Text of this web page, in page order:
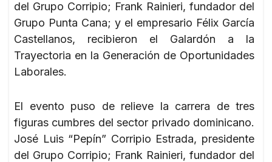
del Grupo Corripio; Frank Rainieri, fundador del
Grupo Punta Cana; y el empresario Félix García
Castellanos, recibieron el Galardón a la
Trayectoria en la Generación de Oportunidades
Laborales.
El evento puso de relieve la carrera de tres
figuras cumbres del sector privado dominicano.
José Luis “Pepín” Corripio Estrada, presidente
del Grupo Corripio; Frank Rainieri, fundador del